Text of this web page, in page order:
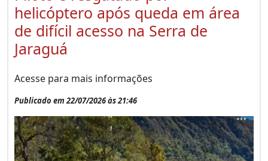
helicóptero após queda em área
de difícil acesso na Serra de
Jaraguá
Acesse para mais informações
Publicado em 22/07/2026 às 21:46